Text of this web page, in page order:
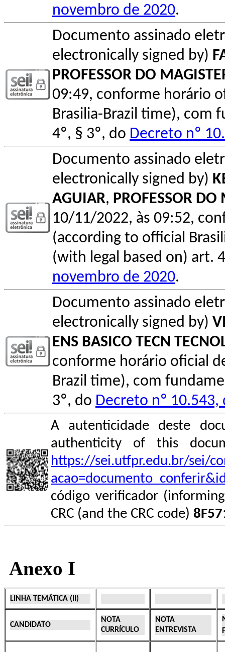
novembro de 2020.
Documento assinado
electronically signed by)
PROFESSOR DO
09:49, conforme horário
Brasilia-Brazil time), com
4º, § 3º, do Decreto nº
Documento assinado
electronically signed by)
AGUIAR, PROFESSOR
10/11/2022, às 09:52,
(according to official
(with legal based on) art.
novembro de 2020.
Documento assinado
electronically signed by)
ENS BASICO TECN
conforme horário oficial
Brazil time), com
3º, do Decreto nº
A autenticidade deste
authenticity of this
https://sei.utfpr.edu.br/sei/
código verificador
CRC (and the CRC code)
Anexo I
LINHA TEMÁTICA (II)
CANDIDATO
NOTA
CURRÍCULO
NOTA
ENTREVISTA